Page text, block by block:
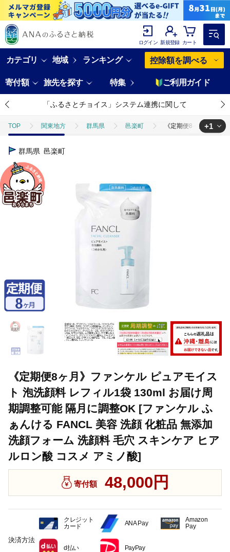
ログイン 新規登録 カート
カテゴリ 地域 ランキング 控除額を調べる
寄付額 旅先を探す 特集 ご利用ガイド
「ふるさとチョイス」システム連携に関して
TOP 関東地方 群馬県 邑楽町 《定期便8ヶ月》ファ
TOP
+1
群馬県 邑楽町
《定期便8ヶ月》ファンケル ピュアモイス
ト 泡洗顔料 レフィル1袋 130ml お届け周
期調整可能 隔月に調整OK [ファンケル ふ
ぁんける FANCL 美容 洗顔 化粧品 無添加
洗顔フォーム 洗顔料 毛穴 スキンケア ヒア
ルロン酸 コスメ アミノ酸]
寄付額 48,000円
決済方法
クレジット
カード
ANA Pay
Amazon
Pay
d払い PayPay